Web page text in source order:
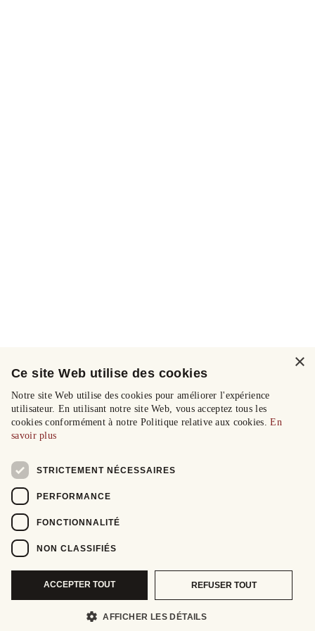
×
Ce site Web utilise des cookies
Notre site Web utilise des cookies pour améliorer l'expérience
utilisateur. En utilisant notre site Web, vous acceptez tous les
cookies conformément à notre Politique relative aux cookies.En
savoir plus
STRICTEMENT NÉCESSAIRES
PERFORMANCE
FONCTIONNALITÉ
NON CLASSIFIÉS
ACCEPTER TOUT REFUSER TOUT
AFFICHER LES DÉTAILS